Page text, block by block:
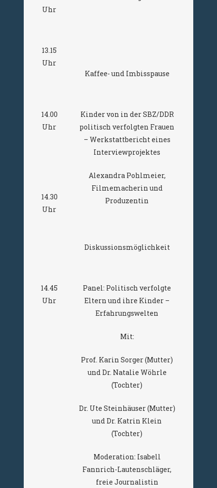
Uhr
13.15
Uhr
Kaffee- und Imbisspause
14.00
Uhr
14.30
Uhr
Kinder von in der SBZ/DDR
politisch verfolgten Frauen
– Werkstattbericht eines
Interviewprojektes
Alexandra Pohlmeier,
Filmemacherin und
Produzentin
Diskussionsmöglichkeit
14.45
Uhr
Panel: Politisch verfolgte
Eltern und ihre Kinder –
Erfahrungswelten
Mit:
Prof. Karin Sorger (Mutter)
und Dr. Natalie Wöhrle
(Tochter)
Dr. Ute Steinhäuser (Mutter)
und Dr. Katrin Klein
(Tochter)
Moderation: Isabell
Fannrich-Lautenschläger,
freie Journalistin